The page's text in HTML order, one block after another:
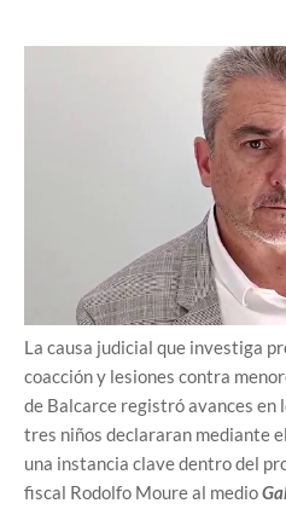
La causa judicial que investiga
coacción y lesiones contra
de Balcarce registró avances en
tres niños declararan mediante
una instancia clave dentro del
fiscal Rodolfo Moure al medio